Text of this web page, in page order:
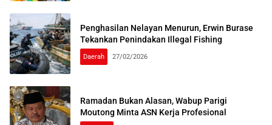
Penghasilan Nelayan Menurun, Erwin Burase
Tekankan Penindakan Illegal Fishing
Daerah 27/02/2026
Ramadan Bukan Alasan, Wabup Parigi
Moutong Minta ASN Kerja Profesional